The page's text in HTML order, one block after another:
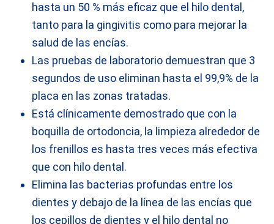
hasta un 50 % más eficaz que el hilo dental,
tanto para la gingivitis como para mejorar la
salud de las encías.
Las pruebas de laboratorio demuestran que 3
segundos de uso eliminan hasta el 99,9% de la
placa en las zonas tratadas.
Está clínicamente demostrado que con la
boquilla de ortodoncia, la limpieza alrededor de
los frenillos es hasta tres veces más efectiva
que con hilo dental.
Elimina las bacterias profundas entre los
dientes y debajo de la línea de las encías que
los cepillos de dientes y el hilo dental no